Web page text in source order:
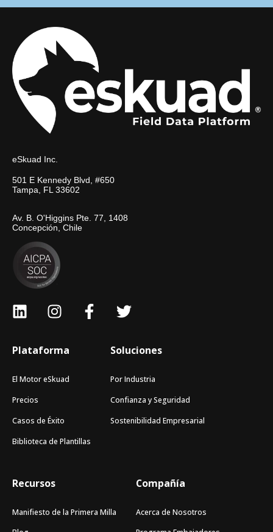
eSkuad Inc.
501 E Kennedy Blvd, #650
Tampa, FL 33602
Av. B. O'Higgins Pte. 77, 1408
Concepción, Chile
Plataforma
El Motor eSkuad
Precios
Casos de Éxito
Biblioteca de Plantillas
Soluciones
Por Industria
Confianza y Seguridad
Sostenibilidad Empresarial
Recursos
Manifiesto de la Primera Milla
Compañía
Acerca de Nosotros